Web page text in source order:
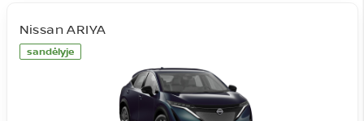
sandėlyje
Nissan ARIYA